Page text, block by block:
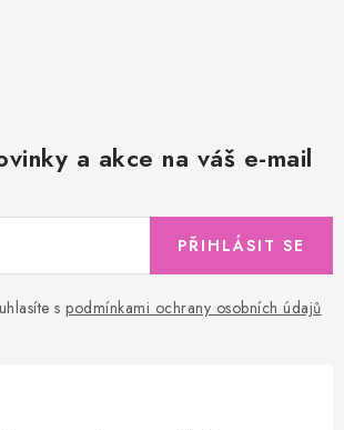
a akce na váš e-mail
s podmínkami ochrany osobních údajů
PŘIHLÁSIT SE